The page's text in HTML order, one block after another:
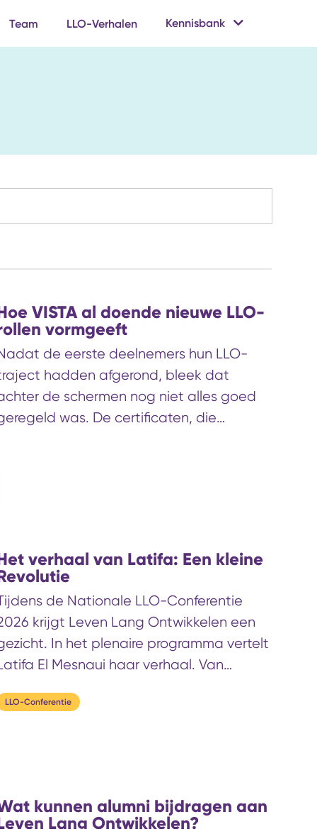
Team LLO-Verhalen Kennisbank
VISTA al doende nieuwe LLO-
vormgeeft
de eerste deelnemers hun LLO-
hadden afgerond, bleek dat
de schermen nog niet alles goed
was. De certificaten, die
aan een nieuw LLO-traject
behaald, kwamen niet uit de
Ze bleef open en eerlijk richting
vertrouwen.
verhaal van Latifa: Een kleine
de Nationale LLO-Conferentie
krijgt Leven Lang Ontwikkelen een
In het plenaire programma vertelt
El Mesnaui haar verhaal. Van
huismoeder naar
community-werker
er gebeurt als leren en ontwikkelen
oplevert voor mens en samenleving.
LLO-Conferentie
kunnen alumni bijdragen aan
Lang Ontwikkelen?